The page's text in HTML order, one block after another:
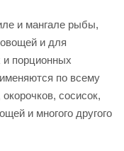
и мангале рыбы,
и для
и порционных
по всему
сосисок,
и многого другого